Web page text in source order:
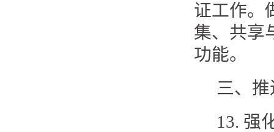
证工作。
集、共享
功能。
三、
13. 强